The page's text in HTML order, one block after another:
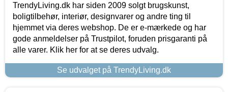
TrendyLiving.dk har siden 2009 solgt brugskunst,
boligtilbehør, interiør, designvarer og andre ting til
hjemmet via deres webshop. De er e-mærkede og har
gode anmeldelser på Trustpilot, foruden prisgaranti på
alle varer. Klik her for at se deres udvalg.
Se udvalget på TrendyLiving.dk